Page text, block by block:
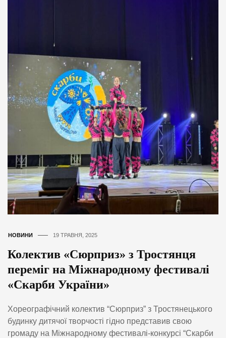
НОВИНИ 19 ТРАВНЯ, 2025
Колектив «Сюрприз» з Тростянця
переміг на Міжнародному фестивалі
«Скарби України»
Хореографічний колектив “Сюрприз” з Тростянецького
будинку дитячої творчості гідно представив свою
громаду на Міжнародному фестивалі-конкурсі “Скарби